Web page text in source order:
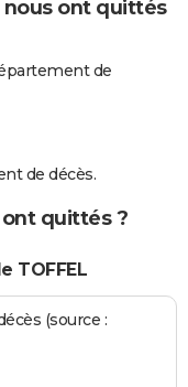
nous ont quittés
de
de décès.
ont quittés ?
TOFFEL
(source :